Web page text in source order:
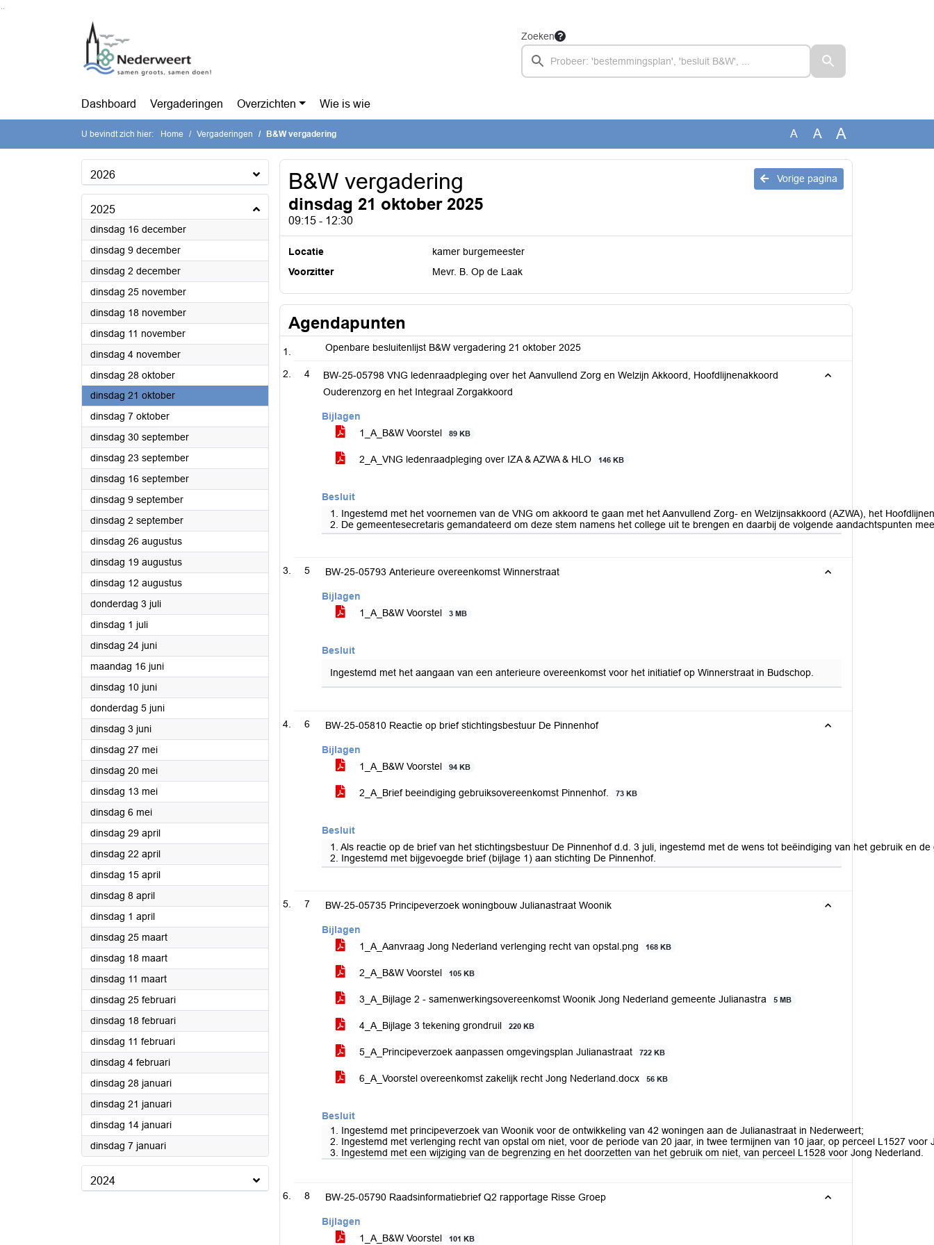
Zoeken
Dashboard Vergaderingen Overzichten Wie is wie
U bevindt zich hier: Home Vergaderingen B&W vergadering A A A
2026
2025
dinsdag 16 december2025
dinsdag 9 december2025
dinsdag 2 december2025
dinsdag 25 november2025
dinsdag 18 november2025
dinsdag 11 november2025
dinsdag 4 november2025
dinsdag 28 oktober2025
dinsdag 21 oktober2025
dinsdag 7 oktober2025
dinsdag 30 september2025
dinsdag 23 september2025
dinsdag 16 september2025
dinsdag 9 september2025
dinsdag 2 september2025
dinsdag 26 augustus2025
dinsdag 19 augustus2025
dinsdag 12 augustus2025
donderdag 3 juli2025
dinsdag 1 juli2025
dinsdag 24 juni2025
maandag 16 juni2025
dinsdag 10 juni2025
donderdag 5 juni2025
dinsdag 3 juni2025
dinsdag 27 mei2025
dinsdag 20 mei2025
dinsdag 13 mei2025
dinsdag 6 mei2025
dinsdag 29 april2025
dinsdag 22 april2025
dinsdag 15 april2025
dinsdag 8 april2025
dinsdag 1 april2025
dinsdag 25 maart2025
dinsdag 18 maart2025
dinsdag 11 maart2025
dinsdag 25 februari2025
dinsdag 18 februari2025
dinsdag 11 februari2025
dinsdag 4 februari2025
dinsdag 28 januari2025
dinsdag 21 januari2025
dinsdag 14 januari2025
dinsdag 7 januari2025
2024
Vorige pagina
B&W vergadering
dinsdag 21 oktober 2025
09:15 - 12:30
Locatie
kamer burgemeester
Voorzitter
Mevr. B. Op de Laak
Agendapunten
Openbare besluitenlijst B&W vergadering 21 oktober 2025
4
BW-25-05798 VNG ledenraadpleging over het Aanvullend Zorg en Welzijn Akkoord, Hoofdlijnenakkoord
Ouderenzorg en het Integraal Zorgakkoord
Bijlagen
1_A_B&W Voorstel
89 KB
2_A_VNG ledenraadpleging over IZA & AZWA & HLO 146 KB
Besluit
1. Ingestemd met het voornemen van de VNG om akkoord te gaan met het Aanvullend Zorg- en Welzijnsakkoord (AZWA), het
2. De gemeentesecretaris gemandateerd om deze stem namens het college uit te brengen en daarbij de volgende aandachtspunten
5 BW-25-05793 Anterieure overeenkomst Winnerstraat
Bijlagen
1_A_B&W Voorstel
3 MB
Besluit
Ingestemd met het aangaan van een anterieure overeenkomst voor het initiatief op Winnerstraat in Budschop.
6 BW-25-05810 Reactie op brief stichtingsbestuur De Pinnenhof
Bijlagen
1_A_B&W Voorstel
94 KB
2_A_Brief beeindiging gebruiksovereenkomst Pinnenhof. 73 KB
Besluit
1. Als reactie op de brief van het stichtingsbestuur De Pinnenhof d.d. 3 juli, ingestemd met de wens tot beëindiging van het gebruik en
2. Ingestemd met bijgevoegde brief (bijlage 1) aan stichting De Pinnenhof.
7 BW-25-05735 Principeverzoek woningbouw Julianastraat Woonik
Bijlagen
1_A_Aanvraag Jong Nederland verlenging recht van opstal.png
168 KB
2_A_B&W Voorstel 105 KB
3_A_Bijlage 2 - samenwerkingsovereenkomst Woonik Jong Nederland gemeente Julianastra 5 MB
4_A_Bijlage 3 tekening grondruil 220 KB
5_A_Principeverzoek aanpassen omgevingsplan Julianastraat 722 KB
6_A_Voorstel overeenkomst zakelijk recht Jong Nederland.docx 56 KB
Besluit
1. Ingestemd met principeverzoek van Woonik voor de ontwikkeling van 42 woningen aan de Julianastraat in Nederweert;
2. Ingestemd met verlenging recht van opstal om niet, voor de periode van 20 jaar, in twee termijnen van 10 jaar, op perceel L1527
3. Ingestemd met een wijziging van de begrenzing en het doorzetten van het gebruik om niet, van perceel L1528 voor Jong Nederland.
8 BW-25-05790 Raadsinformatiebrief Q2 rapportage Risse Groep
Bijlagen
1_A_B&W Voorstel
101 KB